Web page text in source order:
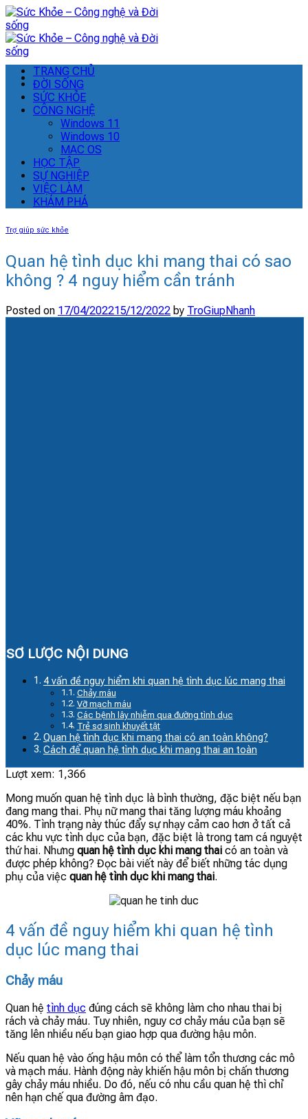
Skip
to
content
TRANG CHỦ
ĐỜI SỐNG
SỨC KHỎE
CÔNG NGHỆ
Windows 11
Windows 10
MAC OS
HỌC TẬP
SỰ NGHIỆP
VIỆC LÀM
KHÁM PHÁ
Trợ giúp sức khỏe
Quan hệ tình dục khi mang thai có sao
không ? 4 nguy hiểm cần tránh
Posted on 17/04/202215/12/2022 by TroGiupNhanh
SƠ LƯỢC NỘI DUNG
4 vấn đề nguy hiểm khi quan hệ tình dục lúc mang thai
Chảy máu
Vỡ mạch máu
Các bệnh lây nhiễm qua đường tình dục
Trẻ sơ sinh khuyết tật
Quan hệ tình dục khi mang thai có an toàn không?
Cách để quan hệ tình dục khi mang thai an toàn
Lượt xem: 1,366
Mong muốn quan hệ tình dục là bình thường, đặc biệt nếu bạn
đang mang thai. Phụ nữ mang thai tăng lượng máu khoảng
40%. Tình trạng này thúc đẩy sự nhạy cảm cao hơn ở tất cả
các khu vực tình dục của bạn, đặc biệt là trong tam cá nguyệt
thứ hai. Nhưng quan hệ tình dục khi mang thai có an toàn và
được phép không? Đọc bài viết này để biết những tác dụng
phụ của việc quan hệ tình dục khi mang thai.
4 vấn đề nguy hiểm khi quan hệ tình
dục lúc mang thai
Chảy máu
Quan hệ tình dục đúng cách sẽ không làm cho nhau thai bị
rách và chảy máu. Tuy nhiên, nguy cơ chảy máu của bạn sẽ
tăng lên nhiều nếu bạn giao hợp qua đường hậu môn.
Nếu quan hệ vào ống hậu môn có thể làm tổn thương các mô
và mạch máu. Hành động này khiến hậu môn bị chấn thương
gây chảy máu nhiều. Do đó, nếu có nhu cầu quan hệ thì chỉ
nên hạn chế qua đường âm đạo.